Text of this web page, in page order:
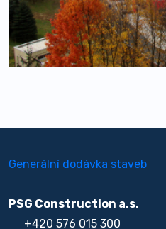
Generální dodávka staveb
PSG Construction a.s.
+420 576 015 300